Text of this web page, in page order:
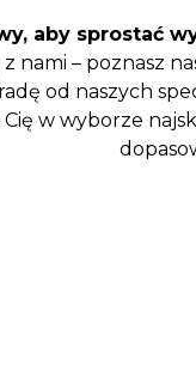
aby sprostać
nami – poznasz
od naszych
Cię w wyborze